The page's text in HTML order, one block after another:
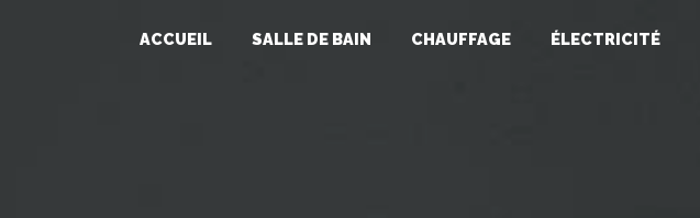
ACCUEIL SALLE DE BAIN CHAUFFAGE ÉLECTRICITÉ